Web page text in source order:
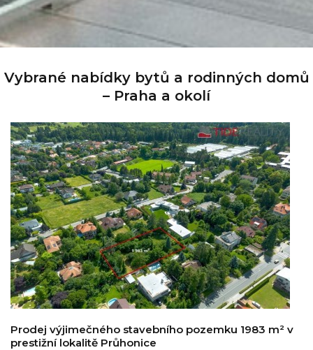
Vybrané nabídky bytů a rodinných domů
– Praha a okolí
Prodej výjimečného stavebního pozemku 1983 m² v
prestižní lokalitě Průhonice